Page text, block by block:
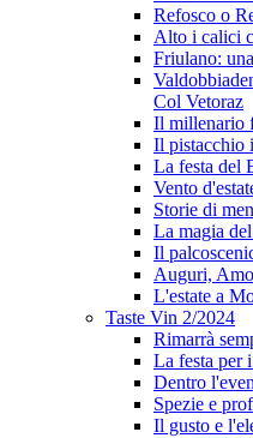
Refosco o
Alto i calici
Friulano:
Col Vetoraz
Il millenario
Il pistacchio
La festa del
Vento
Storie di
La magia
Il
Auguri,
L'estate a
Taste Vin 2/2024
Rimarrà
La festa per
Dentro
Spezie e
Il gusto e